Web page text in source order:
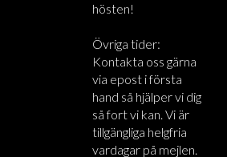
hösten!
Övriga tider:
Kontakta oss gärna
via epost i första
hand så hjälper vi dig
så fort vi kan. Vi är
tillgängliga helgfria
vardagar på mejlen.